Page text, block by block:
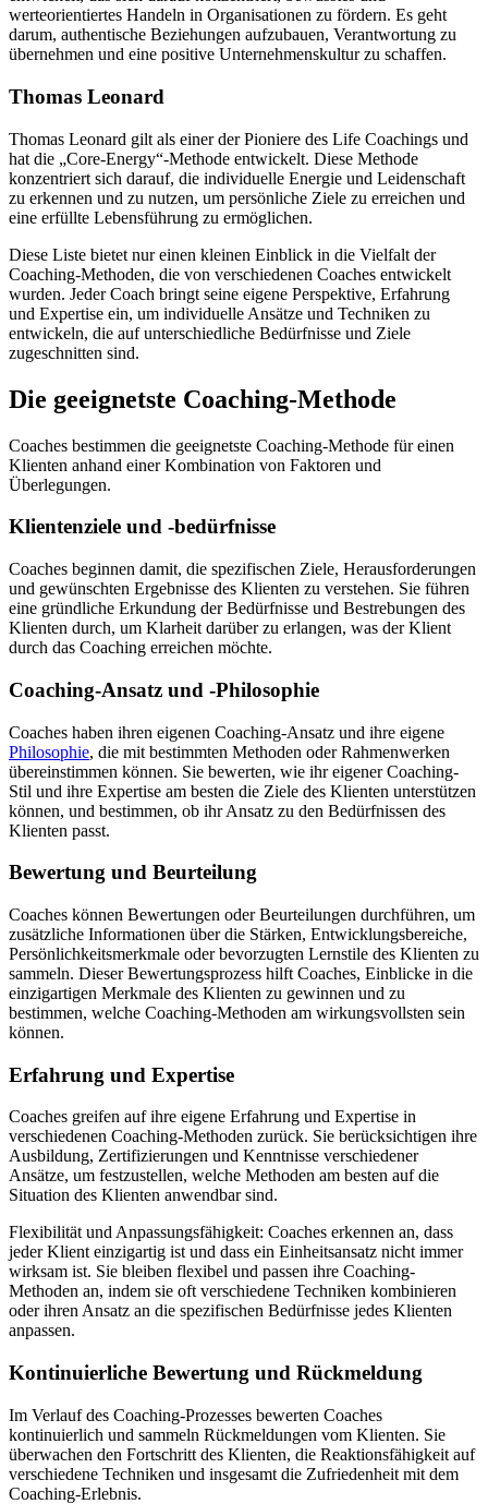
werteorientiertes Handeln in Organisationen zu fördern. Es geht
darum, authentische Beziehungen aufzubauen, Verantwortung zu
übernehmen und eine positive Unternehmenskultur zu schaffen.
Thomas Leonard
Thomas Leonard gilt als einer der Pioniere des Life Coachings und
hat die „Core-Energy“-Methode entwickelt. Diese Methode
konzentriert sich darauf, die individuelle Energie und Leidenschaft
zu erkennen und zu nutzen, um persönliche Ziele zu erreichen und
eine erfüllte Lebensführung zu ermöglichen.
Diese Liste bietet nur einen kleinen Einblick in die Vielfalt der
Coaching-Methoden, die von verschiedenen Coaches entwickelt
wurden. Jeder Coach bringt seine eigene Perspektive, Erfahrung
und Expertise ein, um individuelle Ansätze und Techniken zu
entwickeln, die auf unterschiedliche Bedürfnisse und Ziele
zugeschnitten sind.
Die geeignetste Coaching-Methode
Coaches bestimmen die geeignetste Coaching-Methode für einen
Klienten anhand einer Kombination von Faktoren und
Überlegungen.
Klientenziele und -bedürfnisse
Coaches beginnen damit, die spezifischen Ziele, Herausforderungen
und gewünschten Ergebnisse des Klienten zu verstehen. Sie führen
eine gründliche Erkundung der Bedürfnisse und Bestrebungen des
Klienten durch, um Klarheit darüber zu erlangen, was der Klient
durch das Coaching erreichen möchte.
Coaching-Ansatz und -Philosophie
Coaches haben ihren eigenen Coaching-Ansatz und ihre eigene
Philosophie, die mit bestimmten Methoden oder Rahmenwerken
übereinstimmen können. Sie bewerten, wie ihr eigener Coaching-
Stil und ihre Expertise am besten die Ziele des Klienten unterstützen
können, und bestimmen, ob ihr Ansatz zu den Bedürfnissen des
Klienten passt.
Bewertung und Beurteilung
Coaches können Bewertungen oder Beurteilungen durchführen, um
zusätzliche Informationen über die Stärken, Entwicklungsbereiche,
Persönlichkeitsmerkmale oder bevorzugten Lernstile des Klienten zu
sammeln. Dieser Bewertungsprozess hilft Coaches, Einblicke in die
einzigartigen Merkmale des Klienten zu gewinnen und zu
bestimmen, welche Coaching-Methoden am wirkungsvollsten sein
können.
Erfahrung und Expertise
Coaches greifen auf ihre eigene Erfahrung und Expertise in
verschiedenen Coaching-Methoden zurück. Sie berücksichtigen ihre
Ausbildung, Zertifizierungen und Kenntnisse verschiedener
Ansätze, um festzustellen, welche Methoden am besten auf die
Situation des Klienten anwendbar sind.
Flexibilität und Anpassungsfähigkeit: Coaches erkennen an, dass
jeder Klient einzigartig ist und dass ein Einheitsansatz nicht immer
wirksam ist. Sie bleiben flexibel und passen ihre Coaching-
Methoden an, indem sie oft verschiedene Techniken kombinieren
oder ihren Ansatz an die spezifischen Bedürfnisse jedes Klienten
anpassen.
Kontinuierliche Bewertung und Rückmeldung
Im Verlauf des Coaching-Prozesses bewerten Coaches
kontinuierlich und sammeln Rückmeldungen vom Klienten. Sie
überwachen den Fortschritt des Klienten, die Reaktionsfähigkeit auf
verschiedene Techniken und insgesamt die Zufriedenheit mit dem
Coaching-Erlebnis.